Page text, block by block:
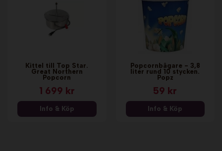
Kittel till Top Star.
Great Northern
Popcorn
1 699 kr
Info & Köp
Popcornbägare - 3,8
liter rund 10 stycken.
Popz
59 kr
Info & Köp